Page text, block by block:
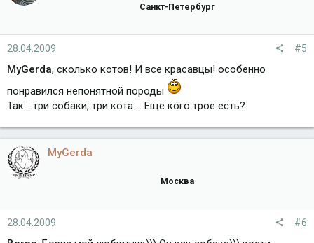
Санкт-Петербург
28.04.2009 #5
MyGerda, сколько котов! И все красавцы! особенно
понравился непонятной породы
Так... три собаки, три кота.... Еще кого трое есть?
MyGerda
Москва
28.04.2009 #6